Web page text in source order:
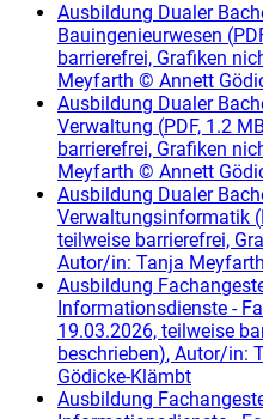
Ausbildung Dualer
Bauingenieurwesen (
barrierefrei, Grafiken
Meyfarth © Annett
Ausbildung Dualer
Verwaltung (PDF, 1.2
barrierefrei, Grafiken
Meyfarth © Annett
Ausbildung Dualer
Verwaltungsinformatik (
teilweise barrierefrei,
Autor/in: Tanja Meyfarth
Ausbildung
Informationsdienste -
19.03.2026, teilweise
beschrieben), Autor/in:
Gödicke-Klämbt
Ausbildung